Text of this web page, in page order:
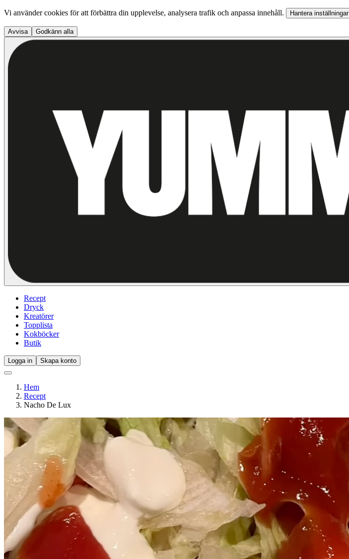
Vi använder cookies för att förbättra din upplevelse, analysera trafik och anpassa innehåll. Hantera inställningar
Avvisa Godkänn alla
Recept
Dryck
Kreatörer
Topplista
Kokböcker
Butik
Logga in Skapa konto
Hem
Recept
Nacho De Lux